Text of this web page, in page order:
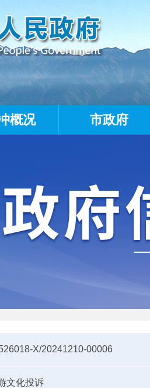
概况 市政府
X/20241210-00006
文化投诉